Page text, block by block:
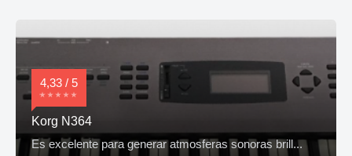
4,33 / 5
Korg N364
Es excelente para generar atmosferas sonoras brill...